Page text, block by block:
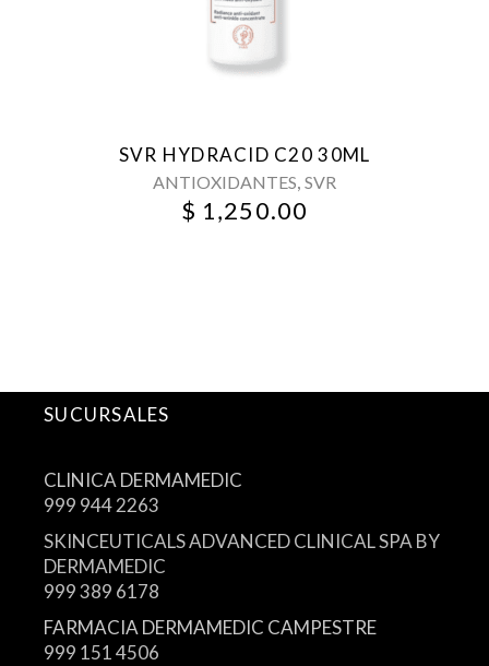
SVR HYDRACID C20 30ML
ANTIOXIDANTES, SVR
$ 1,250.00
SUCURSALES
CLINICA DERMAMEDIC
999 944 2263
SKINCEUTICALS ADVANCED CLINICAL SPA BY
DERMAMEDIC
999 389 6178
FARMACIA DERMAMEDIC CAMPESTRE
999 151 4506